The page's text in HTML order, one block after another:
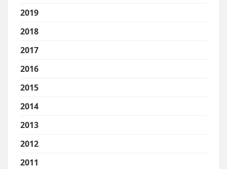
2019
2018
2017
2016
2015
2014
2013
2012
2011